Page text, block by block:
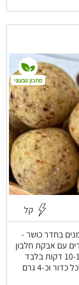
קל
בחדר כושר -
עם אבקת חלבון
טבעונית, 5 מרכיבים בלבד, עבודה של 10-15 דקות בלבד
ויש לכם קינוח טעים עם כ-100 קלוריות לכל כדור וכ-4 גרם
מתכון טבעוני